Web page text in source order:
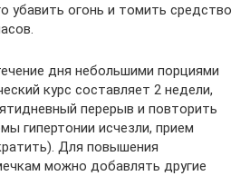
убавить огонь и томить средство
дня небольшими порциями
курс составляет 2 недели,
перерыв и повторить
гипертонии исчезли, прием
Для повышения
можно добавлять другие